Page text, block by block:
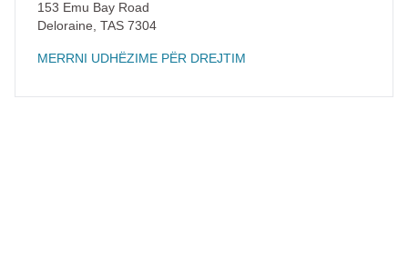
153 Emu Bay Road
Deloraine TAS 7304
MERRNI UDHËZIME PËR DREJTIM